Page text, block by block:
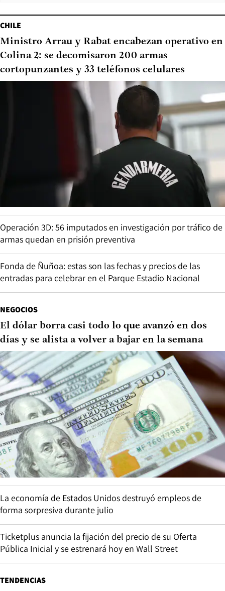
CHILE
Ministro Arrau y Rabat encabezan operativo en
Colina 2: se decomisaron 200 armas
cortopunzantes y 33 teléfonos celulares
Operación 3D: 56 imputados en investigación por tráfico de
armas quedan en prisión preventiva
Fonda de Ñuñoa: estas son las fechas y precios de las
entradas para celebrar en el Parque Estadio Nacional
NEGOCIOS
El dólar borra casi todo lo que avanzó en dos
días y se alista a volver a bajar en la semana
La economía de Estados Unidos destruyó empleos de
forma sorpresiva durante julio
Ticketplus anuncia la fijación del precio de su Oferta
Pública Inicial y se estrenará hoy en Wall Street
TENDENCIAS